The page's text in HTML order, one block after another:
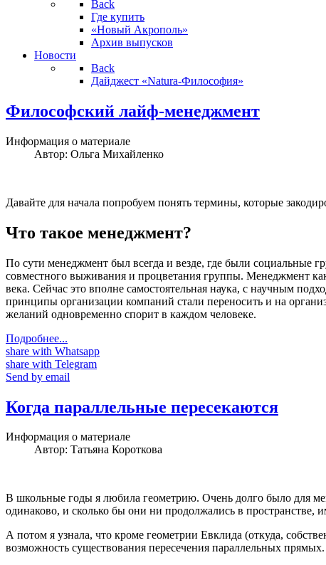
Back
Где купить
«Новый Акрополь»
Архив выпусков
Новости
Back
Дайджест «Natura-Философия»
Философский лайф-менеджмент
Информация о материале
Автор: Ольга Михайленко
Давайте для начала попробуем понять термины, которые
Что такое менеджмент?
По сути менеджмент был всегда и везде, где были социальные
совместного выживания и процветания группы. Менеджмент
века. Сейчас это вполне самостоятельная наука, с научным
принципы организации компаний стали переносить и на
желаний одновременно спорит в каждом человеке.
Подробнее...
share with Whatsapp
share with Telegram
Send by email
Когда параллельные пересекаются
Информация о материале
Автор: Татьяна Короткова
В школьные годы я любила геометрию. Очень долго было для
одинаково, и сколько бы они ни продолжались в пространстве,
А потом я узнала, что кроме геометрии Евклида (откуда,
возможность существования пересечения параллельных